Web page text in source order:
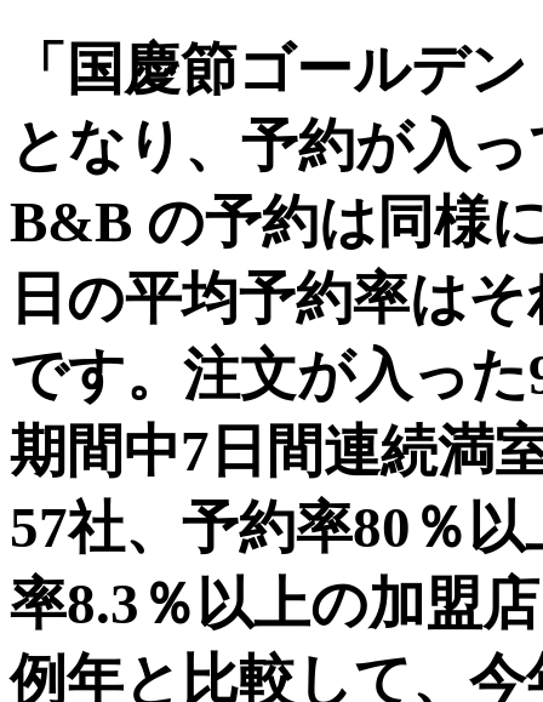
「国慶節ゴールデ
となり、予約が入
B&B の予約は同様
日の平均予約率は
です。注文が入っ
期間中7日間連続満
57社、予約率80％
率8.3％以上の加盟
例年と比較して、